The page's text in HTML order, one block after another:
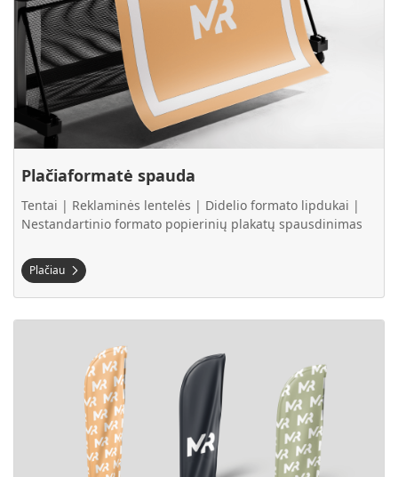
Plačiaformatė spauda
Tentai | Reklaminės lentelės | Didelio formato lipdukai |
Nestandartinio formato popierinių plakatų spausdinimas
Plačiau